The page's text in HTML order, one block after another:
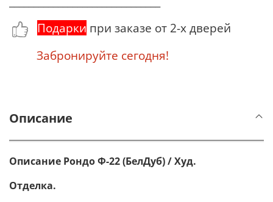
Подарки при заказе от 2-х дверей
Забронируйте сегодня!
Описание
Описание Рондо Ф-22 (БелДуб) / Худ.
Отделка.